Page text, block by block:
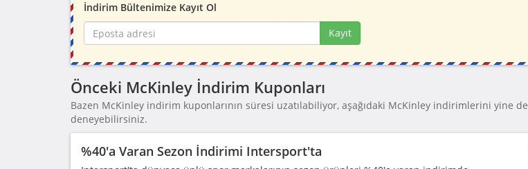
İndirim Bültenimize Kayıt Ol
Kayıt
Önceki McKinley İndirim Kuponları
Bazen McKinley indirim kuponlarının süresi uzatılabiliyor, aşağıdaki McKinley indirimlerini yine de
deneyebilirsiniz.
%40'a Varan Sezon İndirimi Intersport'ta